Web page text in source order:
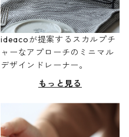
ideacoが提案するスカルプチ
ャーなアプローチのミニマル
デザインドレーナー。
もっと見る